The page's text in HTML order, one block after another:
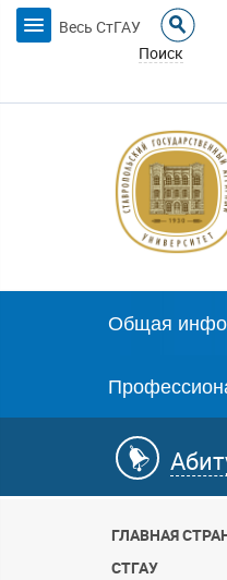
Весь СтГАУ
Поиск
Общая
ГЛАВНАЯ
СТГАУ